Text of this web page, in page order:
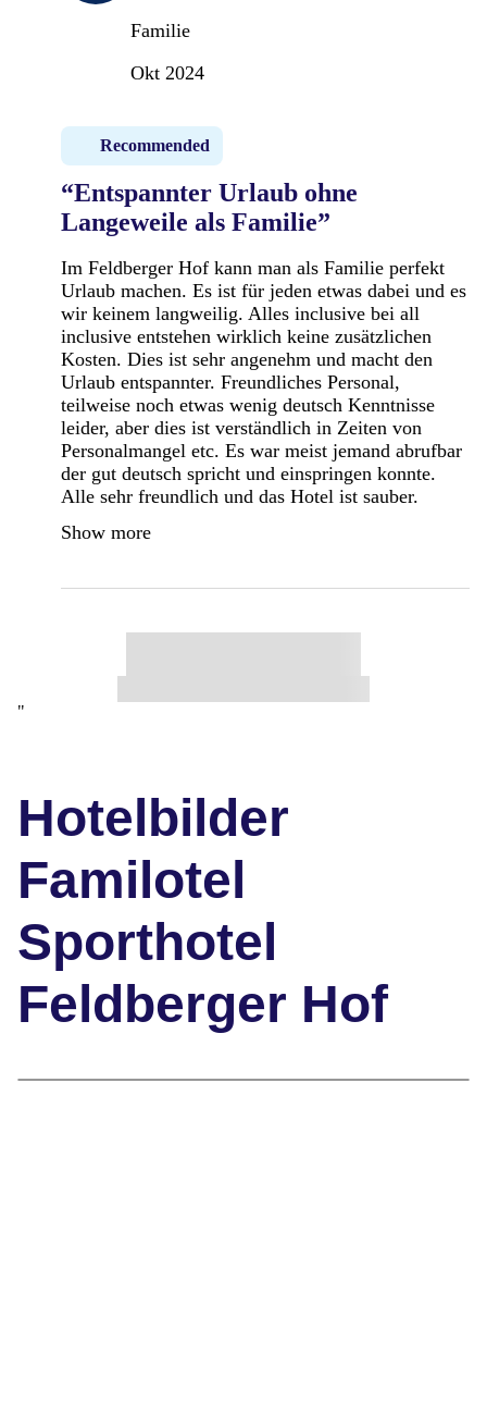
Familie
Okt 2024
Recommended
“Entspannter Urlaub ohne
Langeweile als Familie”
Im Feldberger Hof kann man als Familie perfekt
Urlaub machen. Es ist für jeden etwas dabei und es
wir keinem langweilig. Alles inclusive bei all
inclusive entstehen wirklich keine zusätzlichen
Kosten. Dies ist sehr angenehm und macht den
Urlaub entspannter. Freundliches Personal,
teilweise noch etwas wenig deutsch Kenntnisse
leider, aber dies ist verständlich in Zeiten von
Personalmangel etc. Es war meist jemand abrufbar
der gut deutsch spricht und einspringen konnte.
Alle sehr freundlich und das Hotel ist sauber.
Show more
"
Hotelbilder
Familotel
Sporthotel
Feldberger Hof